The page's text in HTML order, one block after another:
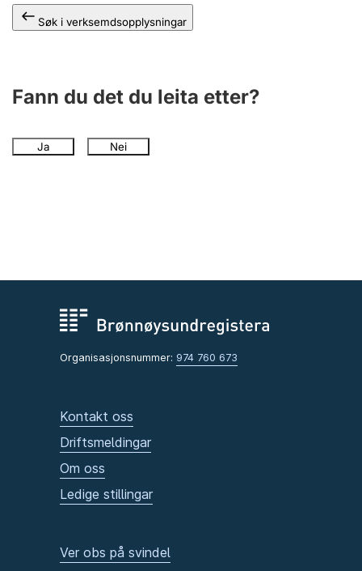
Søk i verksemdsopplysningar
Fann du det du leita etter?
Ja Nei
Organisasjonsnummer: 974 760 673
Kontakt oss
Driftsmeldingar
Om oss
Ledige stillingar
Ver obs på svindel